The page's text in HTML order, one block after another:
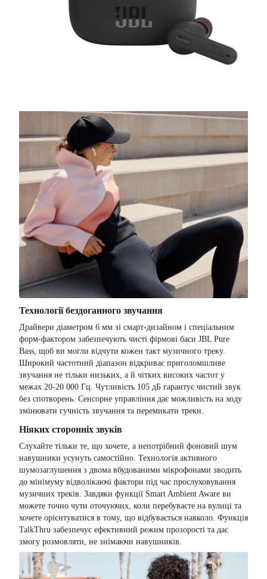
Технології бездоганного звучання
Драйвери діаметром 6 мм зі смарт-дизайном і спеціальним
форм-фактором забезпечують чисті фірмові баси JBL Pure
Bass, щоб ви могли відчути кожен такт музичного треку.
Широкий частотний діапазон відкриває приголомшливе
звучання не тільки низьких, а й чітких високих частот у
межах 20-20 000 Гц. Чутливість 105 дБ гарантує чистий звук
без спотворень. Сенсорне управління дає можливість на ходу
змінювати гучність звучання та перемикати треки.
Ніяких сторонніх звуків
Слухайте тільки те, що хочете, а непотрібний фоновий шум
навушники усунуть самостійно. Технологія активного
шумозаглушення з двома вбудованими мікрофонами зводить
до мінімуму відволікаючі фактори під час прослуховування
музичних треків. Завдяки функції Smart Ambient Aware ви
можете точно чути оточуючих, коли перебуваєте на вулиці та
хочете орієнтуватися в тому, що відбувається навколо. Функція
TalkThru забезпечує ефективний режим прозорості та дає
змогу розмовляти, не знімаючи навушників.